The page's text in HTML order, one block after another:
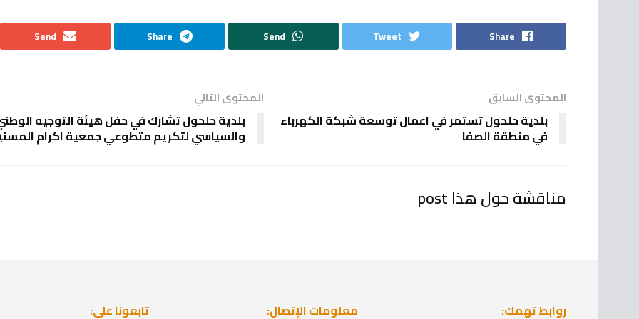
Share
Tweet
Send
Share
Send
المحتوى السابق
بلدية حلحول تستمر في اعمال توسعة شبكة الكهرباء
في منطقة الصفا
المحتوى التالي
بلدية حلحول تشارك في حفل هيئة التوجيه
والسياسي لتكريم متطوعي جمعية اكرام
مناقشة حول هذا post
روابط تهمك: معلومات الإتصال: تابعونا على: